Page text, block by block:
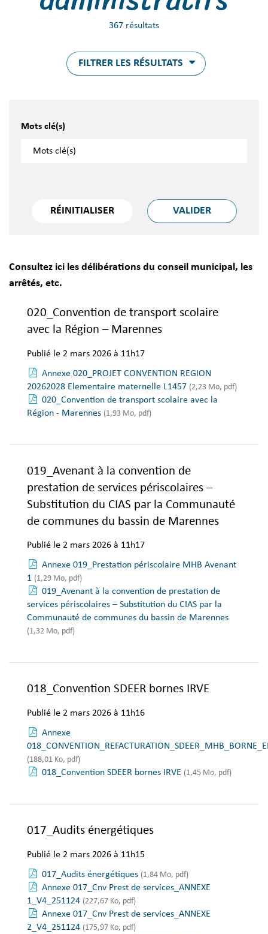
367 résultats
FILTRER LES RÉSULTATS
Mots clé(s)
RÉINITIALISER VALIDER
Consultez ici les délibérations du conseil municipal, les
arrêtés, etc.
020_Convention de transport scolaire
avec la Région – Marennes
Publié le 2 mars 2026 à 11h17
Annexe 020_PROJET CONVENTION REGION
20262028 Elementaire maternelle L1457 (2,23 Mo, pdf)
020_Convention de transport scolaire avec la
Région - Marennes (1,93 Mo, pdf)
019_Avenant à la convention de
prestation de services périscolaires –
Substitution du CIAS par la Communauté
de communes du bassin de Marennes
Publié le 2 mars 2026 à 11h17
Annexe 019_Prestation périscolaire MHB Avenant
1 (1,29 Mo, pdf)
019_Avenant à la convention de prestation de
services périscolaires – Substitution du CIAS par la
Communauté de communes du bassin de Marennes
(1,32 Mo, pdf)
018_Convention SDEER bornes IRVE
Publié le 2 mars 2026 à 11h16
Annexe
(188,01 Ko, pdf)
018_Convention SDEER bornes IRVE (1,45 Mo, pdf)
017_Audits énergétiques
Publié le 2 mars 2026 à 11h15
017_Audits énergétiques (1,84 Mo, pdf)
Annexe 017_Cnv Prest de services_ANNEXE
1_V4_251124 (227,67 Ko, pdf)
Annexe 017_Cnv Prest de services_ANNEXE
2_V4_251124 (175,97 Ko, pdf)